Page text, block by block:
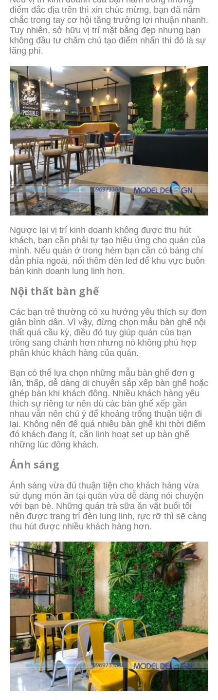
điểm đắc địa trên thì xin chúc mừng, bạn đã nắm
chắc trong tay cơ hội tăng trưởng lợi nhuận nhanh.
Tuy nhiên, sở hữu vị trí mặt bằng đẹp nhưng bạn
không đầu tư chăm chú tạo điểm nhấn thì đó là sự
lãng phí.
Ngược lại vị trí kinh doanh không được thu hút
khách, bạn cần phải tự tạo hiệu ứng cho quán của
mình. Nếu quán ở trong hẻm bạn cần có bảng chỉ
dẫn phía ngoài, nối thêm đèn led để khu vực buôn
bán kinh doanh lung linh hơn.
Nội thất bàn ghế
Các bạn trẻ thường có xu hướng yêu thích sự đơn
giản bình dân. Vì vậy, đừng chọn mẫu bàn ghế nội
thất quá cầu kỳ, điều đó tuy giúp quán của bạn
trông sang chảnh hơn nhưng nó không phù hợp
phân khúc khách hàng của quán.
Bạn có thể lựa chọn những mẫu bàn ghế đơn g
iản, thấp, dễ dàng di chuyển sắp xếp bàn ghế hoặc
ghép bàn khi khách đông. Nhiều khách hàng yêu
thích sự riêng tư nên dù các bàn ghế xếp gần
nhau vẫn nên chú ý để khoảng trống thuận tiện đi
lại. Không nên để quá nhiều bàn ghế khi thời điểm
đó khách đang ít, cần linh hoạt set up bàn ghế
những lúc đông khách.
Ánh sáng
Ánh sáng vừa đủ thuận tiện cho khách hàng vừa
sử dụng món ăn tại quán vừa dễ dàng nói chuyện
với bạn bè. Những quán trà sữa ăn vặt buổi tối
nên được trang trí đèn lung linh, rực rỡ thì sẽ càng
thu hút được nhiều khách hàng hơn.